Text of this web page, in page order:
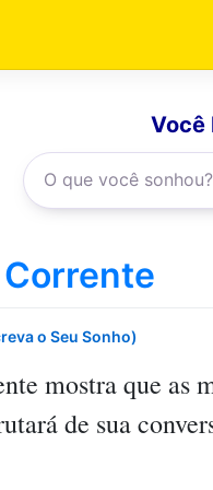
Você
o Seu Sonho)
mostra que as
de sua